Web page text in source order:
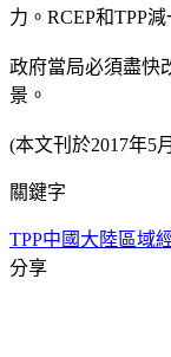
力。RCEP和TPP
政府當局必須盡快
景。
(本文刊於2017年5
關鍵字
TPP中國大陸區域
分享